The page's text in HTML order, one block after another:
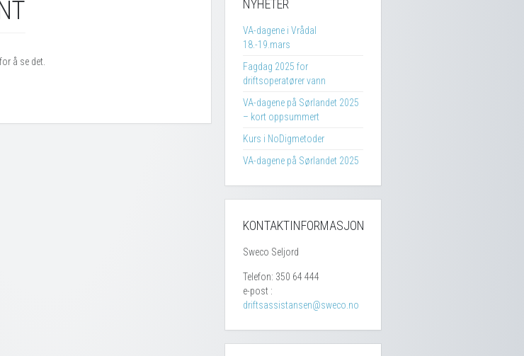
å se det.
NYHETER
VA-dagene i Vrådal
18.-19.mars
Fagdag 2025 for
driftsoperatører vann
VA-dagene på Sørlandet 2025
– kort oppsummert
Kurs i NoDigmetoder
VA-dagene på Sørlandet 2025
KONTAKTINFORMASJON
Sweco Seljord
Telefon: 350 64 444
e-post :
driftsassistansen@sweco.no